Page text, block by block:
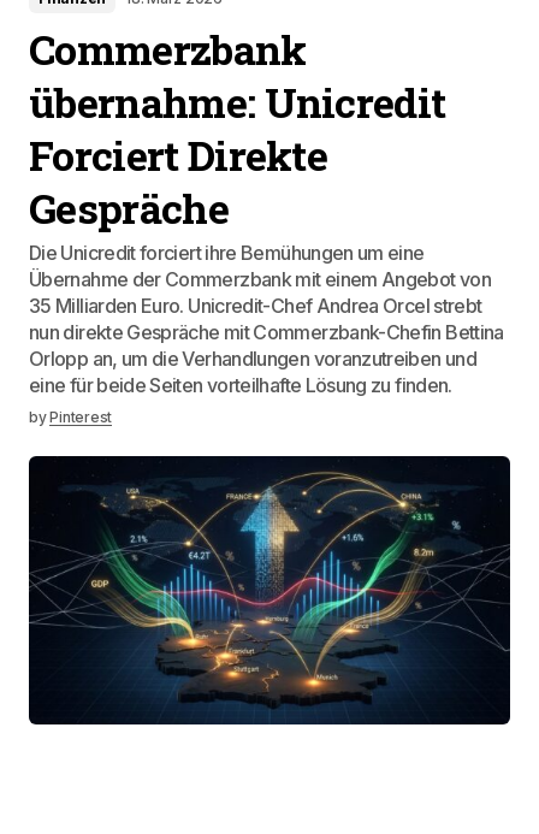
Commerzbank
übernahme: Unicredit
Forciert Direkte
Gespräche
Die Unicredit forciert ihre Bemühungen um eine
Übernahme der Commerzbank mit einem Angebot von
35 Milliarden Euro. Unicredit-Chef Andrea Orcel strebt
nun direkte Gespräche mit Commerzbank-Chefin Bettina
Orlopp an, um die Verhandlungen voranzutreiben und
eine für beide Seiten vorteilhafte Lösung zu finden.
byPinterest